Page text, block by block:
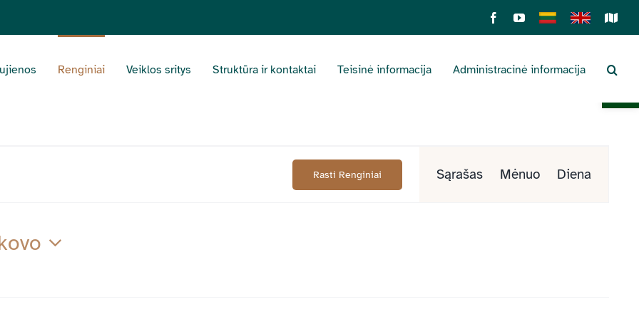
FacebookYouTube
Lietuviškai
English
Renginiai Veiklos sritys Struktūra ir kontaktai Teisinė informacija Administracinė informacija
Rasti Renginiai
Views
Sąrašas Mėnuo Diena